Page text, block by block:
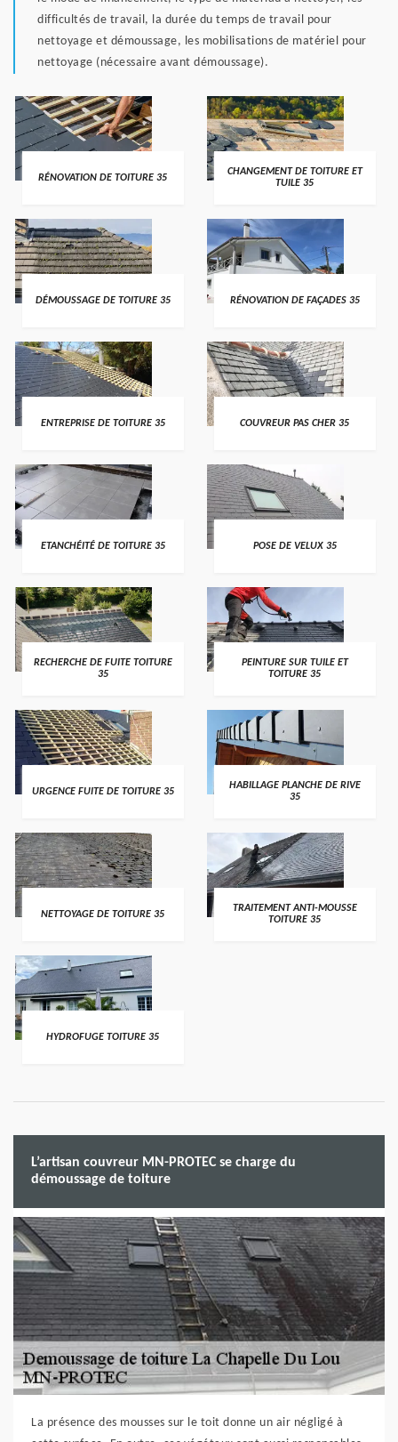
difficultés de travail, la durée du temps de travail pour
nettoyage et démoussage, les mobilisations de matériel pour
nettoyage (nécessaire avant démoussage).
RÉNOVATION DE TOITURE 35
CHANGEMENT DE TOITURE ET
TUILE 35
DÉMOUSSAGE DE TOITURE 35 RÉNOVATION DE FAÇADES 35
ENTREPRISE DE TOITURE 35 COUVREUR PAS CHER 35
ETANCHÉITÉ DE TOITURE 35 POSE DE VELUX 35
RECHERCHE DE FUITE TOITURE
35
PEINTURE SUR TUILE ET
TOITURE 35
URGENCE FUITE DE TOITURE 35
HABILLAGE PLANCHE DE RIVE
35
NETTOYAGE DE TOITURE 35
TRAITEMENT ANTI-MOUSSE
TOITURE 35
HYDROFUGE TOITURE 35
L’artisan couvreur MN-PROTEC se charge du
démoussage de toiture
La présence des mousses sur le toit donne un air négligé à